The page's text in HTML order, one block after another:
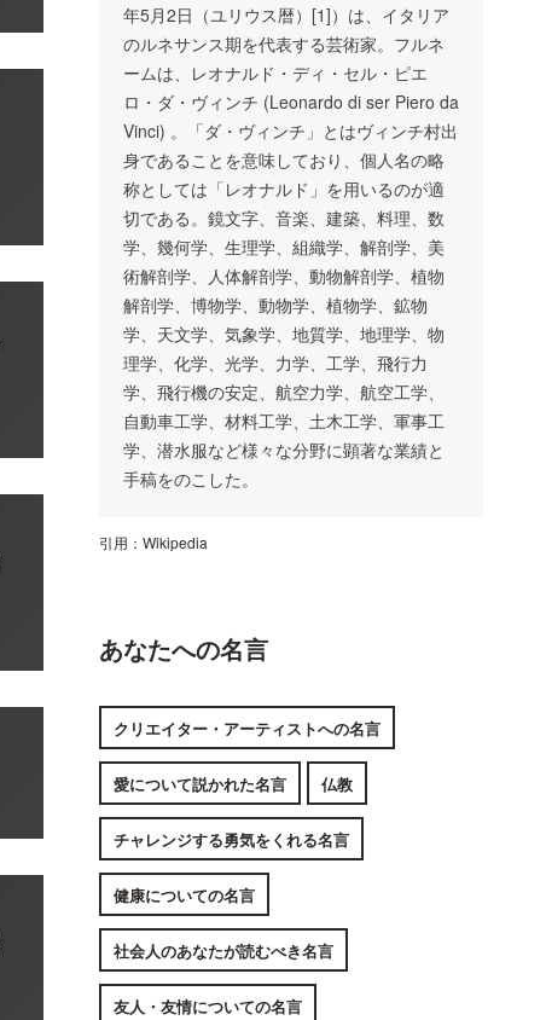
年5月2日（ユリウス暦）[1]）は、イタリア
のルネサンス期を代表する芸術家。フルネ
ームは、レオナルド・ディ・セル・ピエ
ロ・ダ・ヴィンチ (Leonardo di ser Piero da
Vinci) 。「ダ・ヴィンチ」とはヴィンチ村出
身であることを意味しており、個人名の略
称としては「レオナルド」を用いるのが適
切である。鏡文字、音楽、建築、料理、数
学、幾何学、生理学、組織学、解剖学、美
術解剖学、人体解剖学、動物解剖学、植物
解剖学、博物学、動物学、植物学、鉱物
学、天文学、気象学、地質学、地理学、物
理学、化学、光学、力学、工学、飛行力
学、飛行機の安定、航空力学、航空工学、
自動車工学、材料工学、土木工学、軍事工
学、潜水服など様々な分野に顕著な業績と
手稿をのこした。
引用： Wikipedia
あなたへの名言
クリエイター・アーティストへの名言
愛について説かれた名言 仏教
チャレンジする勇気をくれる名言
健康についての名言
社会人のあなたが読むべき名言
友人・友情についての名言